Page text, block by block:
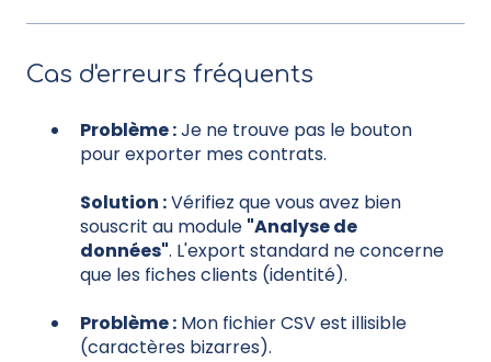
Cas d'erreurs fréquents
Problème :Je ne trouve pas le bouton
pour exporter mes contrats.
Solution :Vérifiez que vous avez bien
souscrit au module "Analyse de
données". L'export standard ne concerne
que les fiches clients (identité).
Problème : Mon fichier CSV est illisible
(caractères bizarres).